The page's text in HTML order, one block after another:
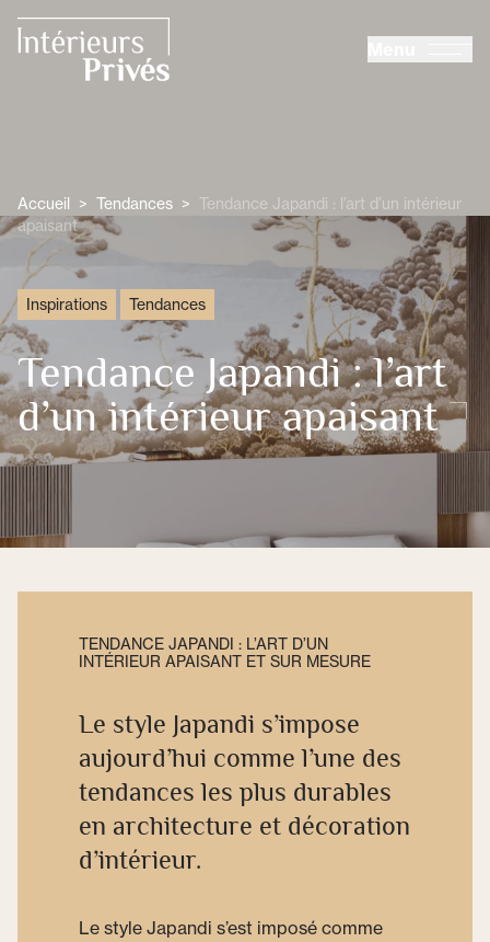
Accueil > Tendances > Tendance Japandi : l’art d’un intérieur
apaisant
Inspirations Tendances
Tendance Japandi : l’art
d’un intérieur apaisant
TENDANCE JAPANDI : L’ART D’UN
INTÉRIEUR APAISANT ET SUR MESURE
Le style Japandi s’impose
aujourd’hui comme l’une des
tendances les plus durables
en architecture et décoration
d’intérieur.
Le style Japandi s’est imposé comme